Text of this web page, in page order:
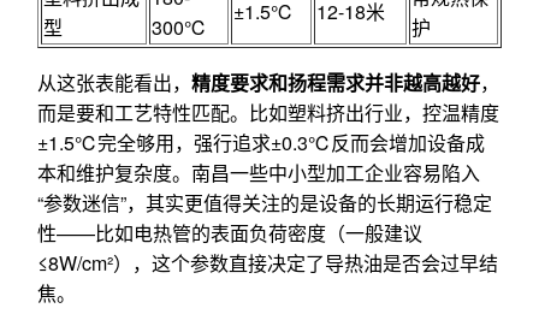
型
300℃
±1.5℃ 12-18米
护
从这张表能看出， 精度要求和扬程需求并非越高越好，
而是要和工艺特性匹配。比如塑料挤出行业，控温精度
±1.5℃完全够用，强行追求±0.3℃反而会增加设备成
本和维护复杂度。南昌一些中小型加工企业容易陷入
“参数迷信”，其实更值得关注的是设备的长期运行稳定
性——比如电热管的表面负荷密度（一般建议
≤8W/cm²），这个参数直接决定了导热油是否会过早结
焦。